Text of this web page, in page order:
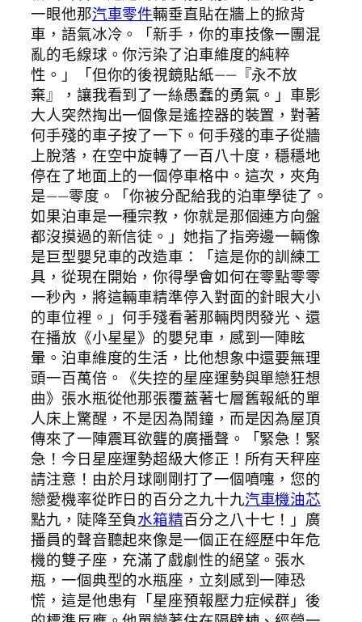
一眼他那汽車零件輛垂直貼在牆上的掀背
車，語氣冰冷。「新手，你的車技像一團混
亂的毛線球。你污染了泊車維度的純粹
性。」「但你的後視鏡貼紙——『永不放
棄』，讓我看到了一絲愚蠢的勇氣。」車影
大人突然掏出一個像是遙控器的裝置，對著
何手殘的車子按了一下。何手殘的車子從牆
上脫落，在空中旋轉了一百八十度，穩穩地
停在了地面上的一個停車格中。這次，夾角
是——零度。「你被分配給我的泊車學徒了。
如果泊車是一種宗教，你就是那個連方向盤
都沒摸過的新信徒。」她指了指旁邊一輛像
是巨型嬰兒車的改造車：「這是你的訓練工
具，從現在開始，你得學會如何在零點零零
一秒內，將這輛車精準停入對面的針眼大小
的車位裡。」何手殘看著那輛閃閃發光、還
在播放《小星星》的嬰兒車，感到一陣眩
暈。泊車維度的生活，比他想象中還要無理
頭一百萬倍。《失控的星座運勢與單戀狂想
曲》張水瓶從他那張覆蓋著七層舊報紙的單
人床上驚醒，不是因為鬧鐘，而是因為屋頂
傳來了一陣震耳欲聾的廣播聲。「緊急！緊
急！今日星座運勢超級大修正！所有天秤座
請注意！由於月球剛剛打了一個噴嚏，您的
戀愛機率從昨日的百分之九十九汽車機油芯
點九，陡降至負水箱精百分之八十七！」廣
播員的聲音聽起來像是一個正在經歷中年危
機的雙子座，充滿了戲劇性的絕望。張水
瓶，一個典型的水瓶座，立刻感到一陣恐
慌，這是他患有「星座預報壓力症候群」後